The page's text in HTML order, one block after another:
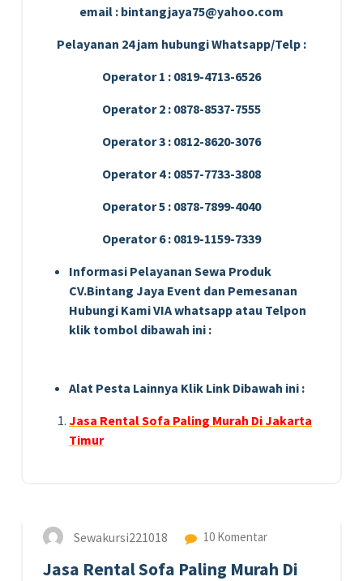
email : bintangjaya75@yahoo.com
Pelayanan 24 jam hubungi Whatsapp/Telp :
Operator 1 : 0819-4713-6526
Operator 2 : 0878-8537-7555
Operator 3 : 0812-8620-3076
Operator 4 : 0857-7733-3808
Operator 5 : 0878-7899-4040
Operator 6 : 0819-1159-7339
Informasi Pelayanan Sewa Produk
CV.Bintang Jaya Event dan Pemesanan
Hubungi Kami VIA whatsapp atau Telpon
klik tombol dibawah ini :
Alat Pesta Lainnya Klik Link Dibawah ini :
Jasa Rental Sofa Paling Murah Di Jakarta
Timur
Sewakursi221018 10 Komentar
Jasa Rental Sofa Paling Murah Di